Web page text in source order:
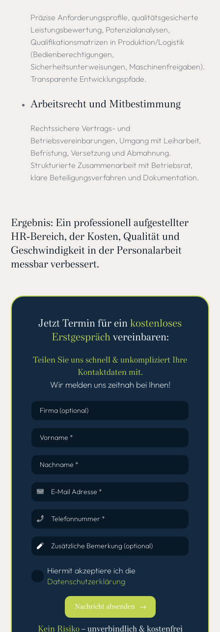
Präzise Anforderungsprofile, qualitätsgesicherte
Leistungsbewertung, Potenzialanalysen,
Qualifikationsmatrizen in Produktion/Logistik
(Bedienberechtigungen,
Sicherheitsunterweisungen, Maschinenfreigaben).
Transparente Entwicklungspfade.
Arbeitsrecht und Mitbestimmung
Rechtssichere Vertrags- und
Betriebsvereinbarungen, Umgang mit Leiharbeit,
Befristung, Versetzung und Abmahnung.
Strukturierte Zusammenarbeit mit Betriebsrat,
klare Beteiligungsverfahren und Dokumentation.
Ergebnis: Ein professionell aufgestellter
HR-Bereich, der Kosten, Qualität und
Geschwindigkeit in der Personalarbeit
messbar verbessert.
Jetzt Termin für einkostenloses
Erstgesprächvereinbaren:
Teilen Sie uns schnell & unkompliziert Ihre
Kontaktdaten mit.
Wir melden uns zeitnah bei Ihnen!
Firma (optional)
Vorname *
Nachname *
E-Mail Adresse *
Telefonnummer *
Zusätzliche Bemerkung (optional)
Hiermit akzeptiere ich die
Datenschutzerklärung
Nachricht absenden
Kein Risiko– unverbindlich & kostenfrei